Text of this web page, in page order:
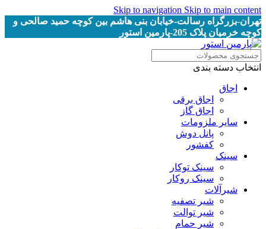
Skip to navigation Skip to main content
تهران-بزرگراه رسالت-خیابان بنی هاشم بین کوچه حمید صالحی و
کوچه خرمیان پلاک 205-پارمین استور
انتخاب دسته بندی
اجاق
اجاق برقى
اجاق گاز
سایر ملزومات
پانل دوش
کفشور
سینک
سینک توکار
سینک روکار
شیرآلات
شیر تصفیه
شیر توالت
شیر حمام